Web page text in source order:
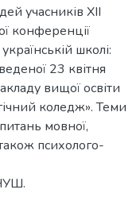
учасників XІІ
конференції
школі:
23 квітня
вищої освіти
коледж». Теми
мовної,
психолого-